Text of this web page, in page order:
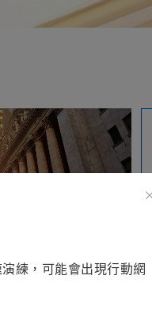
挫 美國非投資
練，可能會出現行動網